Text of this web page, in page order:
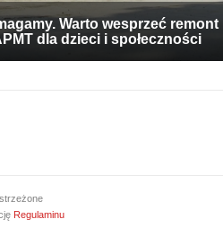
Warto wesprzeć remont
dla dzieci i społeczności
Regulaminu